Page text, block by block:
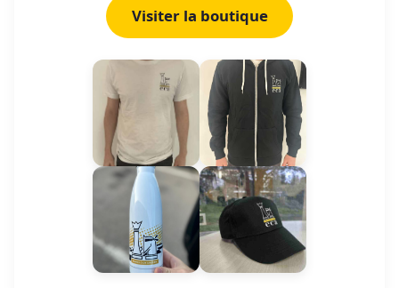
Visiter la boutique